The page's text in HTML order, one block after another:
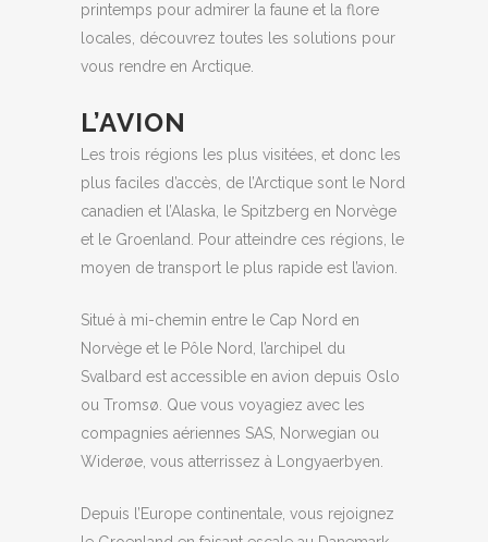
printemps pour admirer la faune et la flore
locales, découvrez toutes les solutions pour
vous rendre en Arctique.
L’AVION
Les trois régions les plus visitées, et donc les
plus faciles d’accès, de l’Arctique sont le Nord
canadien et l’Alaska, le Spitzberg en Norvège
et le Groenland. Pour atteindre ces régions, le
moyen de transport le plus rapide est l’avion.
Situé à mi-chemin entre le Cap Nord en
Norvège et le Pôle Nord, l’archipel du
Svalbard est accessible en avion depuis Oslo
ou Tromsø. Que vous voyagiez avec les
compagnies aériennes SAS, Norwegian ou
Widerøe, vous atterrissez à Longyaerbyen.
Depuis l’Europe continentale, vous rejoignez